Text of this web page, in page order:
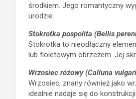
środkiem. Jego romantyczny
urodzie.
Stokrotka pospolita (Bellis
Stokrotka to nieodłączny
lub fioletowym obrzeżem. Jej
Wrzosiec różowy (Calluna
Wrzosiec, znany również jako
idealnie nadaje się do